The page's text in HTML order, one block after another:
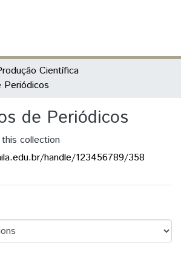
Científica
de Periódicos
collection
handle/123456789/358